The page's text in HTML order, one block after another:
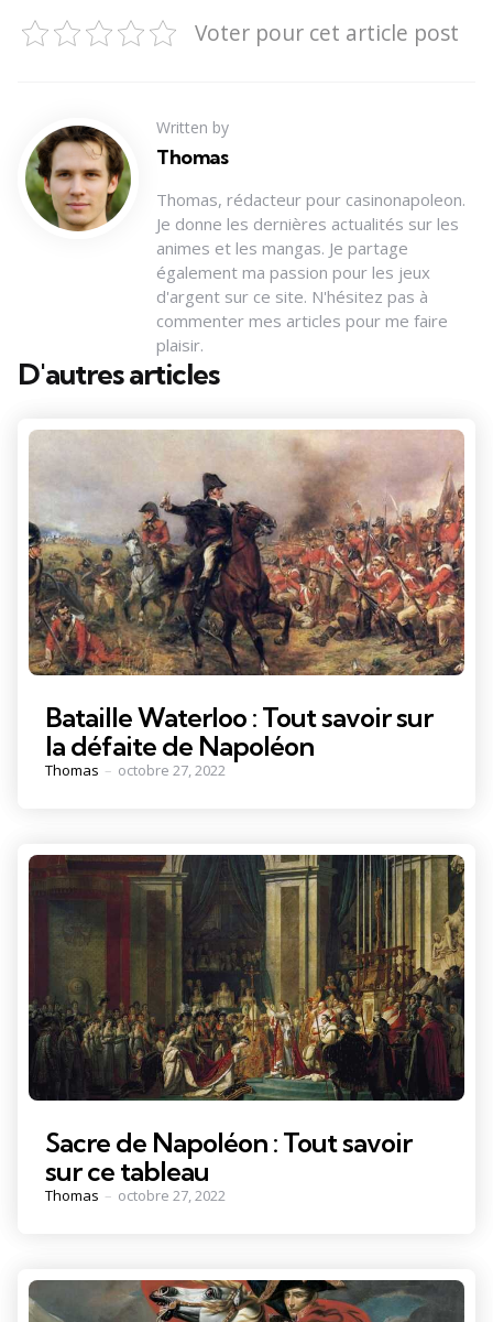
Voter pour cet article post
Written by
Thomas
Thomas, rédacteur pour casinonapoleon.
Je donne les dernières actualités sur les
animes et les mangas. Je partage
également ma passion pour les jeux
d'argent sur ce site. N'hésitez pas à
commenter mes articles pour me faire
plaisir.
D'autres articles
Bataille Waterloo : Tout savoir sur
la défaite de Napoléon
Posted
Thomas octobre 27, 2022
Sacre de Napoléon : Tout savoir
sur ce tableau
Posted
Thomas octobre 27, 2022